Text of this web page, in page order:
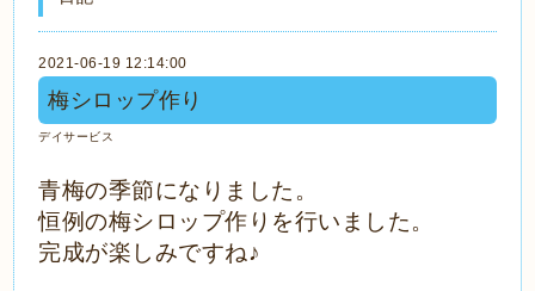
2021-06-19 12:14:00
梅シロップ作り
デイサービス
青梅の季節になりました。
恒例の梅シロップ作りを行いました。
完成が楽しみですね♪